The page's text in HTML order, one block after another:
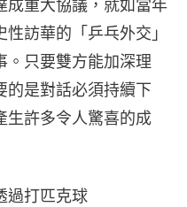
成重大協議，就如當年
訪華的「乒乓外交」
。只要雙方能加深理
的是對話必須持續下
生許多令人驚喜的成
過打匹克球